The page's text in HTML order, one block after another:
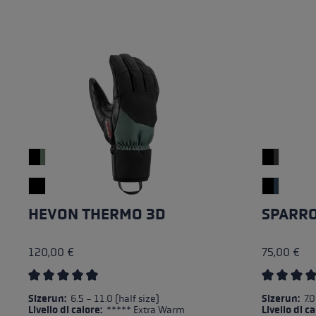
HEVON THERMO 3D
120,00 €
Valutazione media di 4.82 su 5 stelle
Sizerun: 6.5 - 11.0 (half size)
Livello di calore: ***** Extra Warm
75,00 €
Sizerun:
Livello di